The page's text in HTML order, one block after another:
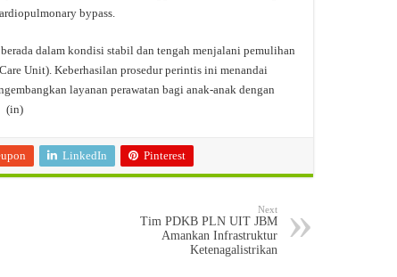
bypass.
dalam kondisi stabil dan tengah menjalani pemulihan
Unit). Keberhasilan prosedur perintis ini menandai
layanan perawatan bagi anak-anak dengan
(in)
LinkedIn Pinterest
Next
Tim PDKB PLN UIT JBM
Amankan Infrastruktur
Ketenagalistrikan